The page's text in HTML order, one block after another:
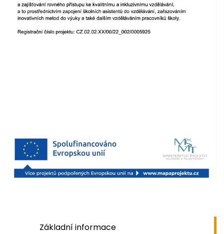
Základní informace